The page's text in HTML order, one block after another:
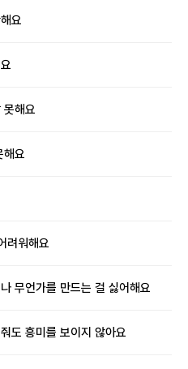
요
해요
요
려워해요
무언가를 만드는 걸 싫어해요
도 흥미를 보이지 않아요